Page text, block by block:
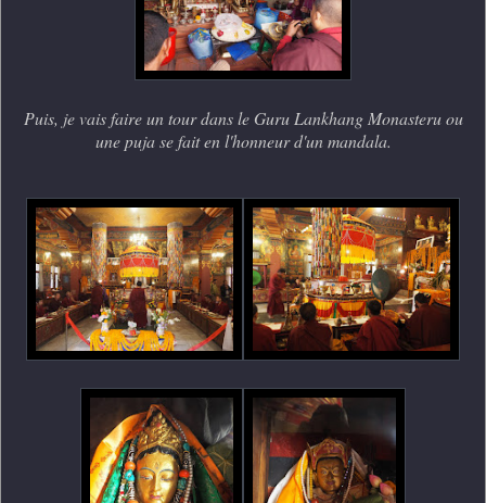
Puis, je vais faire un tour dans le Guru Lankhang Monasteru ou
une puja se fait en l'honneur d'un mandala.